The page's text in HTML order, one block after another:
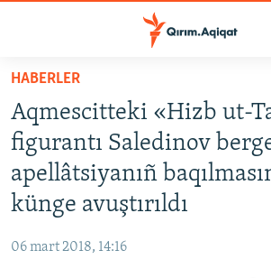
Esas
qaytmaq
Baş
navigatsiyağa
qaytmaq
Qıdıruvğa
SİYASET
İQTİSADİYAT
CEMİYET
İNSAN AQLARI
HABERLER
Aqmescitteki «Hizb ut-
figurantı Saledinov
apellâtsiyanıñ
künge avuştırıldı
06 mart 2018, 14:16